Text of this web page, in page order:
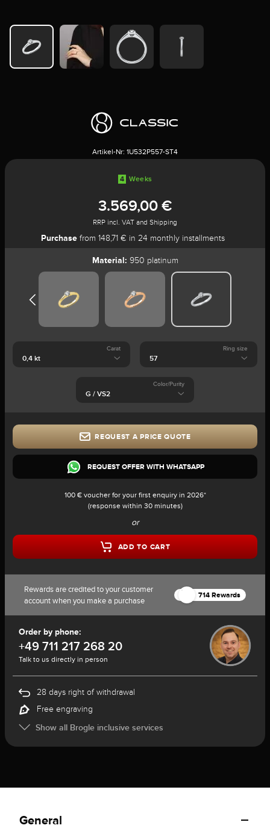
Artikel-Nr: 1U532P557-ST4
4 Weeks
3.569,00 €
RRP incl. VAT and Shipping
Purchasefrom 148,71 € in 24 monthly installments
Material: 950 platinum
Carat Ring size
Color/Purity
REQUEST A PRICE QUOTE
REQUEST OFFER WITH WHATSAPP
100 € voucher for your first enquiry in 2026*
(response within 30 minutes)
or
ADD TO CART
Rewards are credited to your customer
account when you make a purchase
714 Rewards
Order by phone:
+49 711 217 268 20
Talk to us directly in person
28 days right of withdrawal
Free engraving
Show all Brogle inclusive services
General